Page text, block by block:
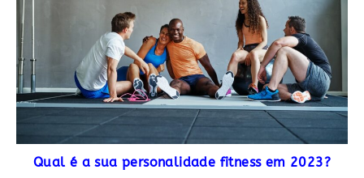
Qual é a sua personalidade fitness em 2023?